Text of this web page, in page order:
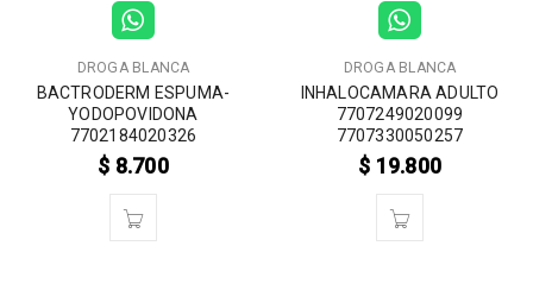
DROGA BLANCA
BACTRODERM ESPUMA-
YODOPOVIDONA
7702184020326
$ 8.700
DROGA BLANCA
INHALOCAMARA ADULTO
7707249020099
7707330050257
$ 19.800